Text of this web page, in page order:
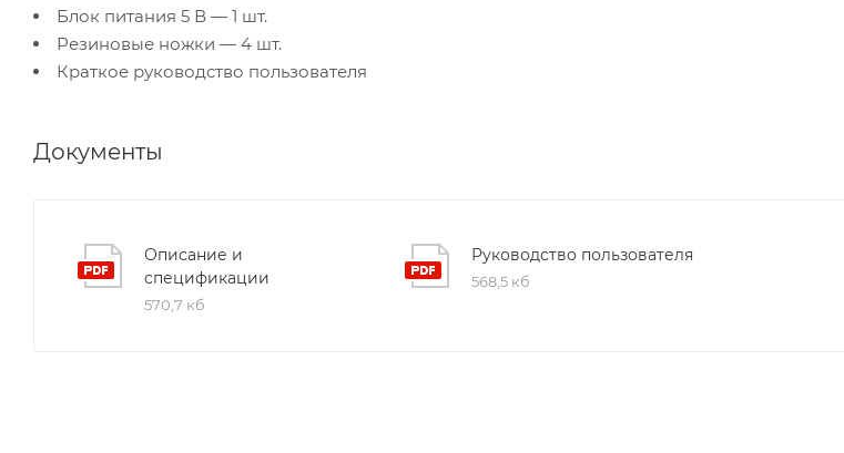
Блок питания 5 В — 1 шт.
Резиновые ножки — 4 шт.
Краткое руководство пользователя
Документы
Описание и
спецификации
570,7 кб
Руководство пользователя
568,5 кб